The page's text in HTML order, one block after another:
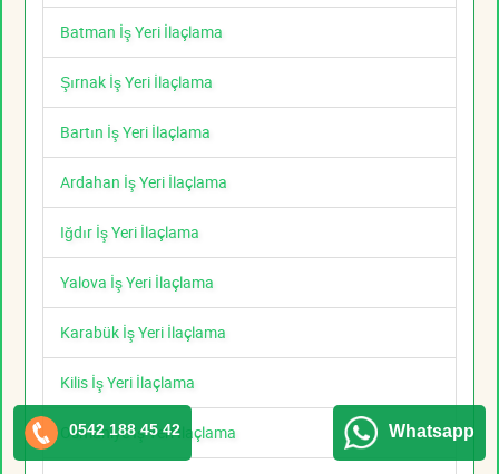
Batman İş Yeri İlaçlama
Şırnak İş Yeri İlaçlama
Bartın İş Yeri İlaçlama
Ardahan İş Yeri İlaçlama
Iğdır İş Yeri İlaçlama
Yalova İş Yeri İlaçlama
Karabük İş Yeri İlaçlama
Kilis İş Yeri İlaçlama
Osmaniye İş Yeri İlaçlama
0542 188 45 42 Whatsapp